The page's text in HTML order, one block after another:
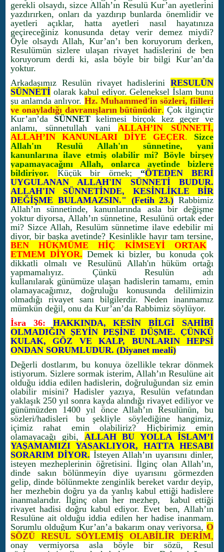
gerekli olsaydı, sizce Allah’ın Resulü Kur’an ayetlerini
yazdırırken, onları da yazdırıp bunlarda önemlidir ve
ayetleri açıklar, hatta ayetleri nasıl hayatınıza
geçireceğiniz konusunda detay verir demez miydi?
Öyle olsaydı Allah, Kur’an’ı ben koruyorum derken,
Resulümün sizlere ulaşan rivayet hadislerini de ben
koruyorum derdi ki, asla böyle bir bilgi Kur’an’da
yoktur.
Arkadaşımız Resulün rivayet hadislerini RESULÜN
SÜNNETİ olarak kabul ediyor. Geleneksel İslam bunu
şu anlamda anlıyor. Hz. Muhammed'in sözleri, fiilleri
ve onayladığı davranışların bütünüdür. Çok ilginçtir
Kur’an’da SÜNNETkelimesi birçok kez geçer ve
anlamı, sünnetullah yaniALLAH’IN SÜNNETİ,
ALLAH’IN KANUNLARI DİYE GEÇER. Sizce
Allah'ın Resulü Allah'ın sünnetine, yani
kanunlarına ilave etmiş olabilir mi? Böyle birşey
yapamayacağını Allah, onlarca ayetinde bizlere
bildiriyor.Küçük bir örnek; “ÖTEDEN BERİ
UYGULANAN ALLAH'IN SÜNNETİ BUDUR.
ALLAH'IN SÜNNETİNDE, KESİNLİKLE BİR
DEĞİŞME BULAMAZSIN." (Fetih 23.) Rabbimiz
Allah’ın sünnetinde, kanunlarında asla bir değişme
yoktur diyorsa, Allah’ın sünnetine, Resulünü ortak eder
mi? Sizce Allah, Resulüm sünnetime ilave edebilir mi
diyor, bir başka ayetinde? Kesinlikle hayır tam tersine,
BEN HÜKMÜME HİÇ KİMSEYİ ORTAK
ETMEM DİYOR. Demek ki bizler, bu konuda çok
dikkatli olmalı ve Resulünü Allah'ın hüküm ortağı
yapmamalıyız. Çünkü Resulün adı
kullanılarak günümüze ulaşan hadislerin tamamı, emin
olamayacağımız, doğruluğu konusunda delilimizin
olmadığı rivayet sanı bilgilerdir. Neden inanmamız
mümkün değil, onu da Kur’an’da Rabbimiz söylüyor.
İsra 36:
HAKKINDA, KESİN BİLGİ SAHİBİ
OLMADIĞIN ŞEYİN PEŞİNE DÜŞME. ÇÜNKÜ
KULAK, GÖZ VE KALP, BUNLARIN HEPSİ
ONDAN SORUMLUDUR. (Diyanet meali)
Değerli dostlarım, bu konuya özellikle tekrar dönmek
istiyorum. Sizlere sormak isterim, Allah’ın Resulüne ait
olduğu iddia edilen hadislerin, doğruluğundan siz emin
olabilir misini? Hadisler yazıya, Resulün vefatından
yaklaşık 250 yıl sonra kayda alındığı rivayet ediliyor ve
günümüzden 1400 yıl önce Allah’ın Resulünün, bu
sözleri/hadisleri bu şekliyle söylediğine hangimiz,
içimiz rahat emin olabiliriz? Hiçbirimiz emin
olamayacağı gibi, ALLAH BU YOLLA İSLAM’I
YAŞAMAMIZI YASAKLIYOR, HATTA HESABI
SORARIM DİYOR. İsteyen Allah’ın uyarısını dinler,
isteyen mezheplerinin öğretisini. İlginç olan Allah’ın,
dinde sakın bölünmeyin diye uyarısını görmezden
gelip, dinde bölünmekte zenginlik bereket vardır deyip,
her mezhebin doğru ya da yanlış kabul ettiği hadislere
inanmalarıdır. İlginç olan her mezhep, kabul ettiği
rivayet hadisi doğru kabul ediyor. Evet ben, Allah’ın
Resulüne ait olduğu iddia edilen her hadise inanmam.
Sorumlu olduğum Kur’an’a bakarım onay veriyorsa, O
SÖZÜ RESUL SÖYLEMİŞ OLABİLİR DERİM,
onay vermiyorsa asla böyle bir sözü, Resul